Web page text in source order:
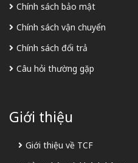
Chính sách bảo mật
Chính sách vận chuyển
Chính sách đổi trả
Câu hỏi thường gặp
Giới thiệu
Giới thiệu về TCF